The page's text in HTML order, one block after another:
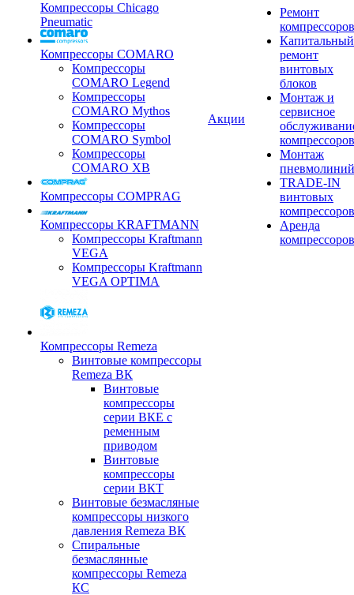
Компрессоры Chicago
Pneumatic
Компрессоры COMARO
Компрессоры
COMARO Legend
Компрессоры
COMARO Mythos
Компрессоры
COMARO Symbol
Компрессоры
COMARO XB
Компрессоры COMPRAG
Компрессоры KRAFTMANN
Компрессоры Kraftmann
VEGA
Компрессоры Kraftmann
VEGA OPTIMA
Компрессоры Remeza
Винтовые компрессоры
Remeza ВК
Винтовые
компрессоры
серии ВКЕ с
ременным
приводом
Винтовые
компрессоры
серии ВКТ
Винтовые безмасляные
компрессоры низкого
давления Remeza ВК
Спиральные
безмаслянные
компрессоры Remeza
КС
Акции
Ремонт
компрессоров
Капитальный
ремонт
винтовых
блоков
Монтаж и
сервисное
компрессоров
Монтаж
пневмолиний
TRADE-IN
винтовых
компрессоров
Аренда
компрессоров